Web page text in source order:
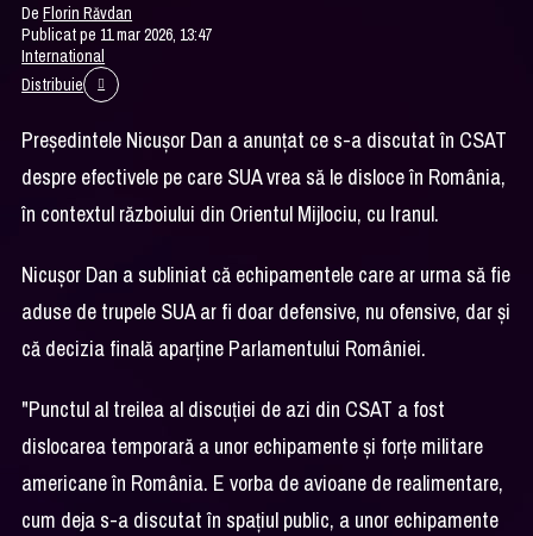
DeFlorin Răvdan
Publicat pe 11 mar 2026, 13:47
International
Distribuie
Preşedintele Nicuşor Dan a anunţat ce s-a discutat în CSAT
despre efectivele pe care SUA vrea să le disloce în România,
în contextul războiului din Orientul Mijlociu, cu Iranul.
Nicuşor Dan a subliniat că echipamentele care ar urma să fie
aduse de trupele SUA ar fi doar defensive, nu ofensive, dar şi
că decizia finală aparţine Parlamentului României.
"Punctul al treilea al discuţiei de azi din CSAT a fost
dislocarea temporară a unor echipamente şi forţe militare
americane în România. E vorba de avioane de realimentare,
cum deja s-a discutat în spaţiul public, a unor echipamente